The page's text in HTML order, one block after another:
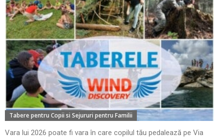
Tabere pentru Copii si Sejururi pentru Familii
Vara lui 2026 poate fi vara în care copilul tău pedalează pe Via